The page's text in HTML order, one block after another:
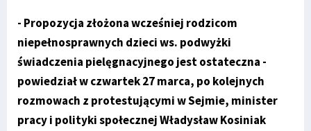
- Propozycja złożona wcześniej rodzicom
niepełnosprawnych dzieci ws. podwyżki
świadczenia pielęgnacyjnego jest ostateczna -
powiedział w czwartek 27 marca, po kolejnych
rozmowach z protestującymi w Sejmie, minister
pracy i polityki społecznej Władysław Kosiniak